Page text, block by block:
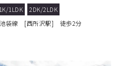
1LDK
2DK/2LDK
袋線 [西所沢駅] 徒歩2分